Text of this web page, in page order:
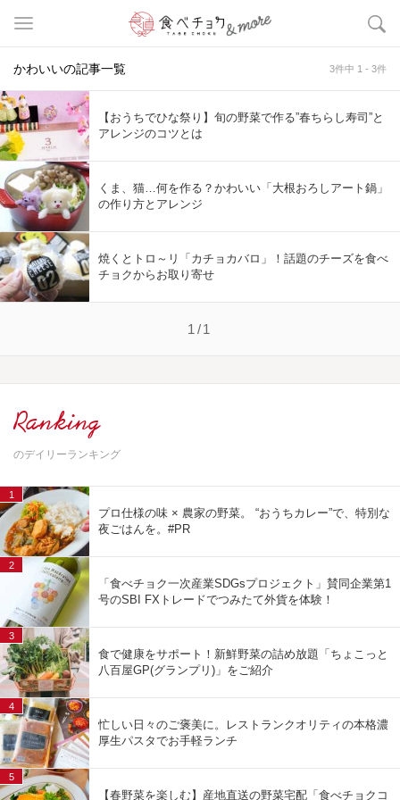
かわいいの記事一覧 3件中 1 - 3件
【おうちでひな祭り】旬の野菜で作る”春ちらし寿司”と
アレンジのコツとは
くま、猫…何を作る？かわいい「大根おろしアート鍋」
の作り方とアレンジ
焼くとトロ～リ「カチョカバロ」！話題のチーズを食べ
チョクからお取り寄せ
1/1
Ranking
のデイリーランキング
プロ仕様の味 × 農家の野菜。 “おうちカレー”で、特別な
夜ごはんを。#PR
1
「食べチョク一次産業SDGsプロジェクト」賛同企業第1
号のSBI FXトレードでつみたて外貨を体験！
2
食で健康をサポート！新鮮野菜の詰め放題「ちょこっと
八百屋GP(グランプリ)」をご紹介
3
忙しい日々のご褒美に。レストランクオリティの本格濃
厚生パスタでお手軽ランチ
4
【春野菜を楽しむ】産地直送の野菜宅配「食べチョクコ
5